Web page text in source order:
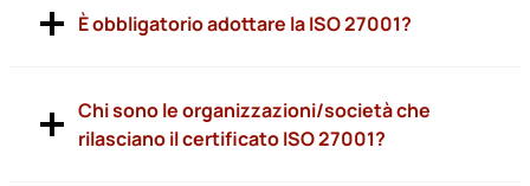
È obbligatorio adottare la ISO 27001?
Chi sono le organizzazioni/società che
rilasciano il certificato ISO 27001?